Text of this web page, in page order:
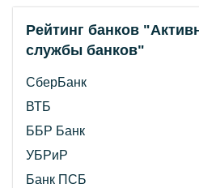
Рейтинг банков
службы банков"
СберБанк
ВТБ
ББР Банк
УБРиР
Банк ПСБ